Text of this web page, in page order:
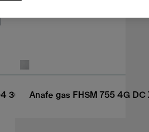
3G DC XS C
Anafe gas FHSM 755 4G DC